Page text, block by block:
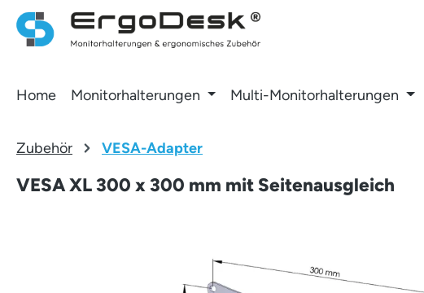
Hauptinhalt springen
Zur Suche springen
Zur Hauptnavigation springen
Home Monitorhalterungen Multi-Monitorhalterungen
Zubehör VESA-Adapter
VESA XL 300 x 300 mm mit Seitenausgleich